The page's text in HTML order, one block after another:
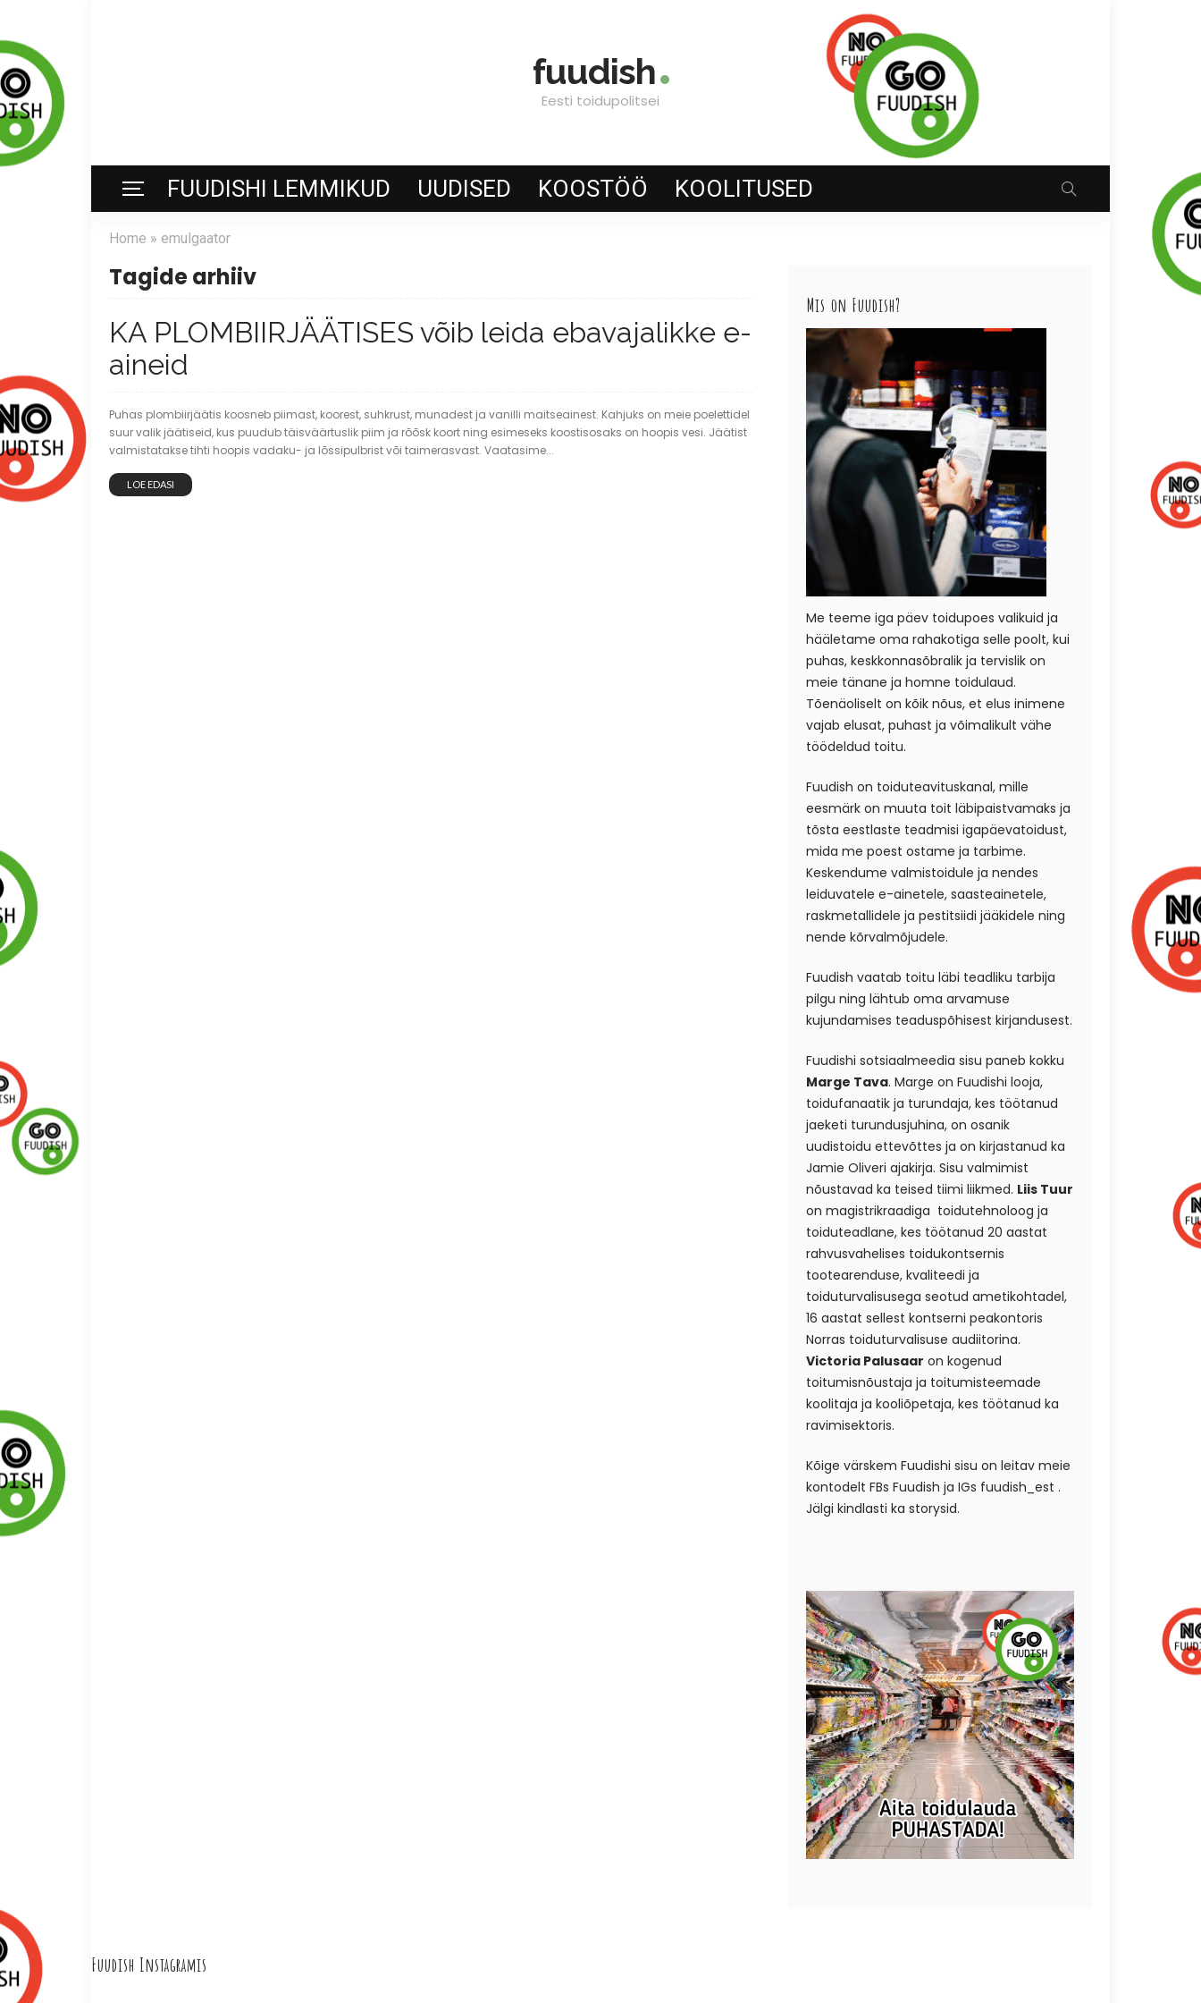
fuudish
Eesti toidupolitsei
FUUDISHI LEMMIKUD UUDISED KOOSTÖÖ KOOLITUSED
Home » emulgaator
Tagide arhiiv
KA PLOMBIIRJÄÄTISES võib leida ebavajalikke e-
aineid
Puhas plombiirjäätis koosneb piimast, koorest, suhkrust, munadest ja vanilli maitseainest. Kahjuks on meie poelettidel
suur valik jäätiseid, kus puudub täisväärtuslik piim ja rõõsk koort ning esimeseks koostisosaks on hoopis vesi. Jäätist
valmistatakse tihti hoopis vadaku- ja lõssipulbrist või taimerasvast. Vaatasime...
LOE EDASI
Mis on Fuudish?
Me teeme iga päev toidupoes valikuid ja
hääletame oma rahakotiga selle poolt, kui
puhas, keskkonnasõbralik ja tervislik on
meie tänane ja homne toidulaud.
Tõenäoliselt on kõik nõus, et elus inimene
vajab elusat, puhast ja võimalikult vähe
töödeldud toitu.
Fuudish on toiduteavituskanal, mille
eesmärk on muuta toit läbipaistvamaks ja
tõsta eestlaste teadmisi igapäevatoidust,
mida me poest ostame ja tarbime.
Keskendume valmistoidule ja nendes
leiduvatele e-ainetele, saasteainetele,
raskmetallidele ja pestitsiidi jääkidele ning
nende kõrvalmõjudele.
Fuudish vaatab toitu läbi teadliku tarbija
pilgu ning lähtub oma arvamuse
kujundamises teaduspõhisest kirjandusest.
Fuudishi sotsiaalmeedia sisu paneb kokku
Marge Tava. Marge on Fuudishi looja,
toidufanaatik ja turundaja, kes töötanud
jaeketi turundusjuhina, on osanik
uudistoidu ettevõttes ja on kirjastanud ka
Jamie Oliveri ajakirja. Sisu valmimist
nõustavad ka teised tiimi liikmed. Liis Tuur
on magistrikraadiga toidutehnoloog ja
toiduteadlane, kes töötanud 20 aastat
rahvusvahelises toidukontsernis
tootearenduse, kvaliteedi ja
toiduturvalisusega seotud ametikohtadel,
16 aastat sellest kontserni peakontoris
Norras toiduturvalisuse audiitorina.
Victoria Palusaar on kogenud
toitumisnõustaja ja toitumisteemade
koolitaja ja kooliõpetaja, kes töötanud ka
ravimisektoris.
Kõige värskem Fuudishi sisu on leitav meie
kontodelt FBs Fuudish ja IGs fuudish_est .
Jälgi kindlasti ka storysid.
Fuudish Instagramis